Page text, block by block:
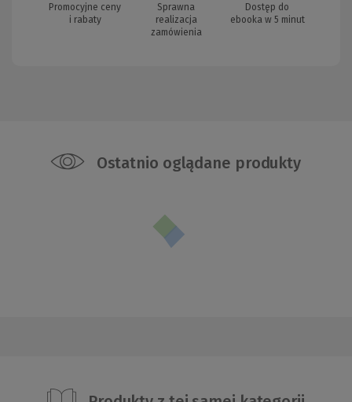
Promocyjne ceny
i rabaty
Sprawna
realizacja
zamówienia
Dostęp do
ebooka w 5 minut
Ostatnio oglądane produkty